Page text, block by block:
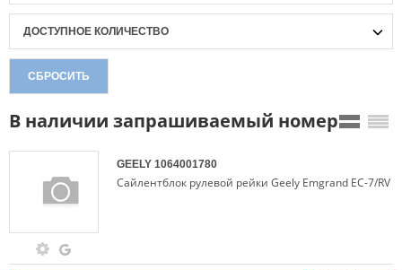
ДОСТУПНОЕ КОЛИЧЕСТВО
СБРОСИТЬ
В наличии запрашиваемый номер
GEELY 1064001780
Сайлентблок рулевой рейки Geely Emgrand EC-7/RV